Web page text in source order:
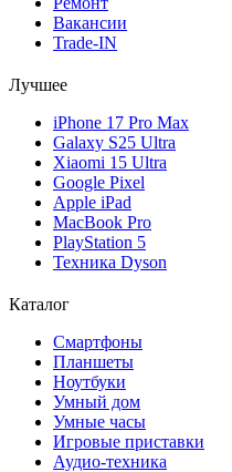
Вакансии
Trade-IN
Лучшее
iPhone 17 Pro Max
Galaxy S25 Ultra
Xiaomi 15 Ultra
Google Pixel
Apple iPad
MacBook Pro
PlayStation 5
Техника Dyson
Каталог
Смартфоны
Планшеты
Ноутбуки
Умный дом
Умные часы
Игровые приставки
Аудио-техника